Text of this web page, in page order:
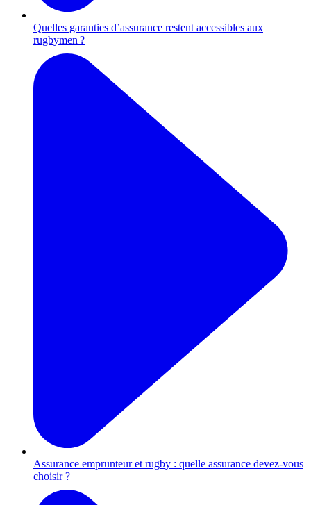
Quelles garanties d’assurance restent accessibles aux
rugbymen ?
Assurance emprunteur et rugby : quelle assurance devez-vous
choisir ?